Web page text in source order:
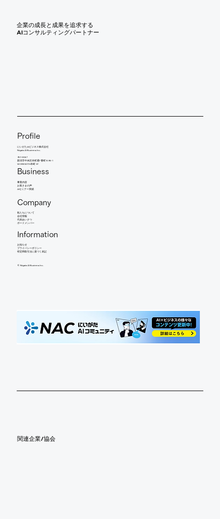
企業の成長と成果を追求する
AIコンサルティングパートナー
Profile
にいがたAIビジネス株式会社
Niigata AI Business Inc.
951-8067
新潟市中央区本町通7番町1098-1
WORKWITH本町 3F
Business
事業内容
​お客さまの声
AIセミナー実績
Company
​私たちについて
会社情報
​代表あいさつ
​ボードメンバー
Information
お知らせ​
​プライバシーポリシー
特定商取引法に基づく表記
©︎ Niigata AI Business Inc.
​関連企業/協会